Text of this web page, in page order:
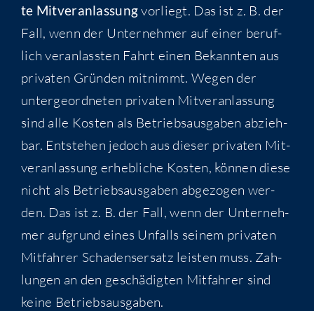
te Mit­ver­an­las­sungvor­liegt. Das ist z. B. der
Fall, wenn der Unter­neh­mer auf einer beruf­
lich ver­an­lass­ten Fahrt einen Bekann­ten aus
pri­va­ten Grün­den mit­nimmt. Wegen der
unter­ge­ord­ne­ten pri­va­ten Mit­ver­an­las­sung
sind alle Kos­ten als Betriebs­aus­ga­ben abzieh­
bar. Ent­ste­hen jedoch aus die­ser pri­va­ten Mit­
ver­an­las­sung erheb­li­che Kos­ten, kön­nen die­se
nicht als Betriebs­aus­ga­ben abge­zo­gen wer­
den. Das ist z. B. der Fall, wenn der Unter­neh­
mer auf­grund eines Unfalls sei­nem pri­va­ten
Mit­fah­rer Scha­dens­er­satz leis­ten muss. Zah­
lun­gen an den geschä­dig­ten Mit­fah­rer sind
kei­ne Betriebsausgaben.